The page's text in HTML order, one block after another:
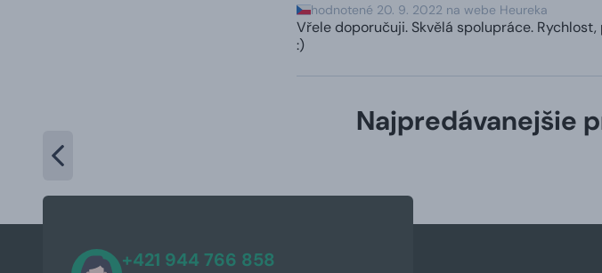
hodnotené 20. 9. 2022 na webe Heureka
Vřele doporučuji. Skvělá spolupráce.
:)
Najpredávanejšie
+421 944 766 858